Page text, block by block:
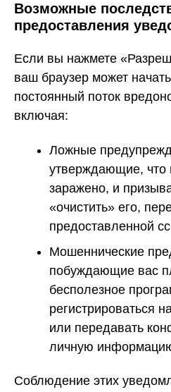
Возможные
предоставления
Если вы нажмете
ваш браузер может
постоянный поток
включая:
Ложные
утверждающие, что
заражено, и
«очистить» его,
предоставленной
Мошеннические
побуждающие вас
бесполезное
регистрироваться
или передавать
личную
Соблюдение этих